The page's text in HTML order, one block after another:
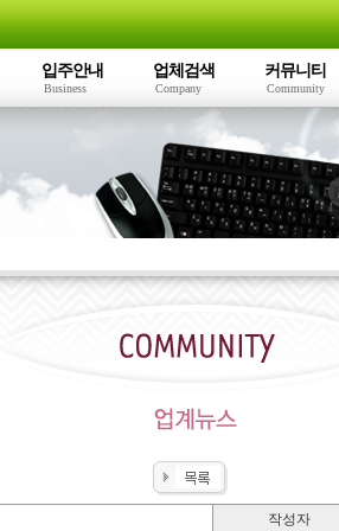
입주안내
Business
업체검색
Company
커뮤니티
Community
작성자